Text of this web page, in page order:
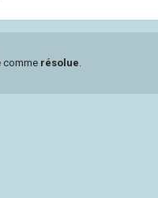
comme résolue.